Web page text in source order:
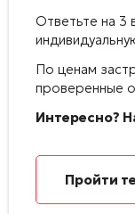
Ответьте на 3
По ценам
проверенные
Интересно?
Пройти